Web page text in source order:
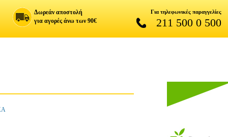
Δωρεάν αποστολή
για αγορές άνω των 90€
Για τηλεφωνικές παραγγελίες
211 500 0 500